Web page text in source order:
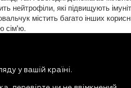
нейтрофіли, які підвищують
містить багато інших
сім'ю.